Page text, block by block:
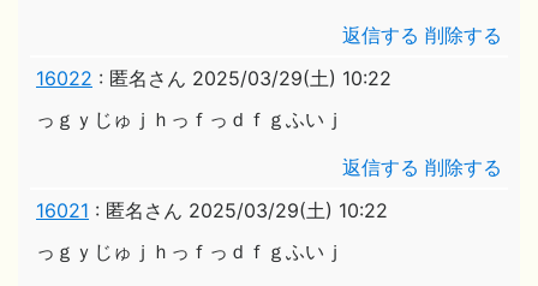
返信する 削除する
16022 : 匿名さん 2025/03/29(土) 10:22
っｇｙじゅｊｈっｆっｄｆｇふいｊ
返信する 削除する
16021 : 匿名さん 2025/03/29(土) 10:22
っｇｙじゅｊｈっｆっｄｆｇふいｊ